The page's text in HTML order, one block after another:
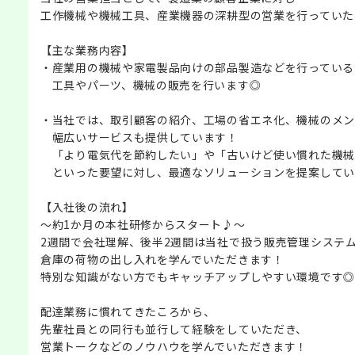
工作機械や機械工具、産業機器の深耕型の営業を行ってい
【主な業務内容】
・産業用の機械や家電製品向けの部品製造などを行ってい
工具やパーツ、機械の販売を行います◎
・当社では、取引顧客の紹介、工場の省エネ化、機械のメ
幅広いサービスも提供しています！
「より電気代を節約したい」や「古いけど使い慣れた機
といった要望に対し、最適なソリューションを提案して
【入社後の流れ】
～約1か月の本社研修からスタート♪～
2週間で会社理解、後半2週間は当社で扱う販売管理システ
倉庫の荷物の出し入れを学んでいただきます！
特別な知識がない方でもキャッチアップしやすい環境です◎
配達業務に慣れてきたころから、
先輩社員との同行も並行して経験をしていただき、
営業トークなどのノウハウを学んでいただきます！